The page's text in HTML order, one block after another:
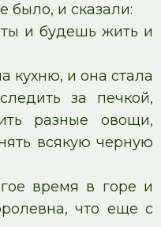
было, и сказали:
и будешь жить и
кухню, и она стала
за печкой,
разные овощи,
всякую черную
время в горе и
что еще с